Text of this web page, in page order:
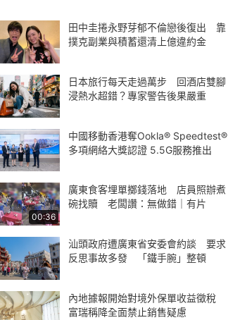
田中圭捲永野芽郁不倫戀後復出 靠
撲克副業與積蓄還清上億違約金
日本旅行每天走過萬步 回酒店雙腳
浸熱水超錯？專家警告後果嚴重
中國移動香港奪Ookla® Speedtest®
多項網絡大獎認證 5.5G服務推出
00:36
廣東食客埋單擲錢落地 店員照辦煮
碗找贖 老闆讚：無做錯｜有片
汕頭政府遭廣東省安委會約談 要求
反思事故多發 「鐵手腕」整頓
內地據報開始對境外保單收益徵稅
富瑞稱降全面禁止銷售疑慮